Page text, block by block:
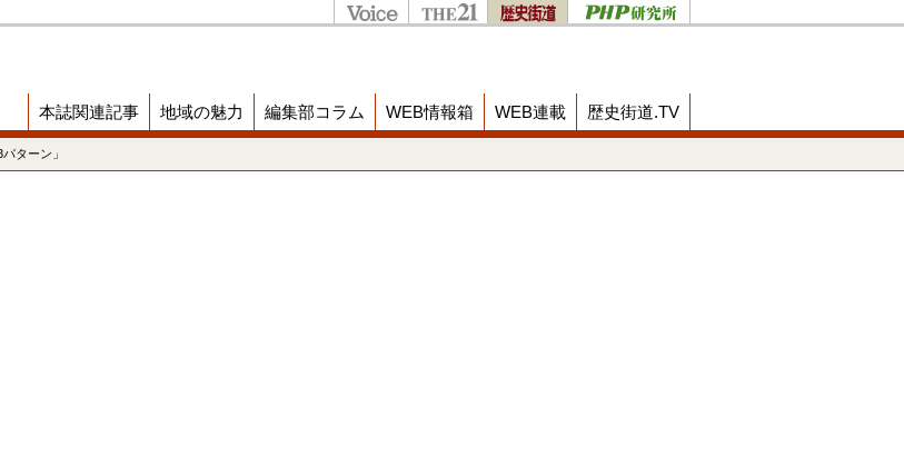
本誌関連記事 地域の魅力 編集部コラム WEB情報箱 WEB連載 歴史街道.TV
ターン」